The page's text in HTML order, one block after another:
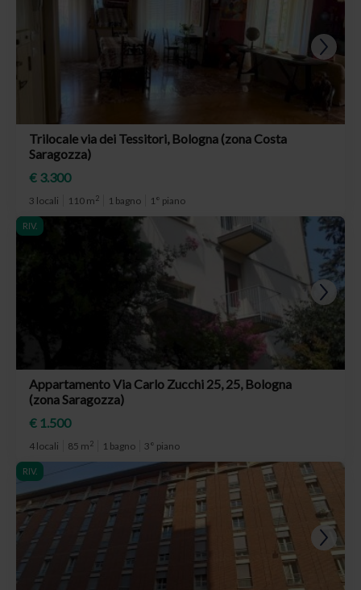
Trilocale via dei Tessitori, Bologna (zona Costa
Saragozza)
€ 3.300
3 locali 110 m2 1 bagno 1° piano
RIV.
Appartamento Via Carlo Zucchi 25, 25, Bologna
(zona Saragozza)
€ 1.500
4 locali 85 m2 1 bagno 3° piano
RIV.